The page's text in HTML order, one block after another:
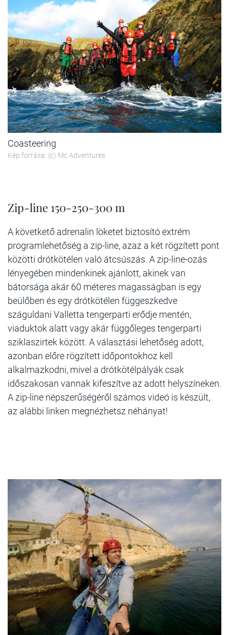
Coasteering
Kép forrása: (c) Mc Adventures
Zip-line 150-250-300 m
A követkető adrenalin löketet biztosító extrém
programlehetőség a zip-line, azaz a két rögzített pont
közötti drótkötélen való átcsúszás. A zip-line-ozás
lényegében mindenkinek ajánlott, akinek van
bátorsága akár 60 méteres magasságban is egy
beülőben és egy drótkötélen függeszkedve
száguldani Valletta tengerparti erődje mentén,
viaduktok alatt vagy akár függőleges tengerparti
sziklaszirtek között. A választási lehetőség adott,
azonban előre rögzített időpontokhoz kell
alkalmazkodni, mivel a drótkötélpályák csak
időszakosan vannak kifeszítve az adott helyszíneken.
A zip-line népszerűségéről számos videó is készült,
az alábbi linken megnézhetsz néhányat!